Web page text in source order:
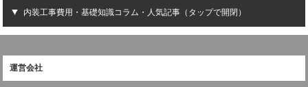
内装工事費用・基礎知識コラム・人気記事（タップで開閉）
運営会社